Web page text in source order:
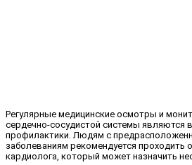
Регулярные медицинские осмотры и
сердечно-сосудистой системы являются
профилактики. Людям с
заболеваниям рекомендуется проходить
кардиолога, который может назначить